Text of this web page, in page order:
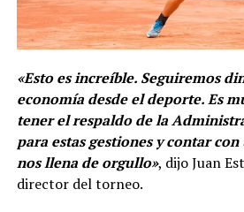
«Esto es increíble. Seguiremos
economía desde el deporte. Es
tener el respaldo de la
para estas gestiones y contar
nos llena de orgullo», dijo Juan
director del torneo.